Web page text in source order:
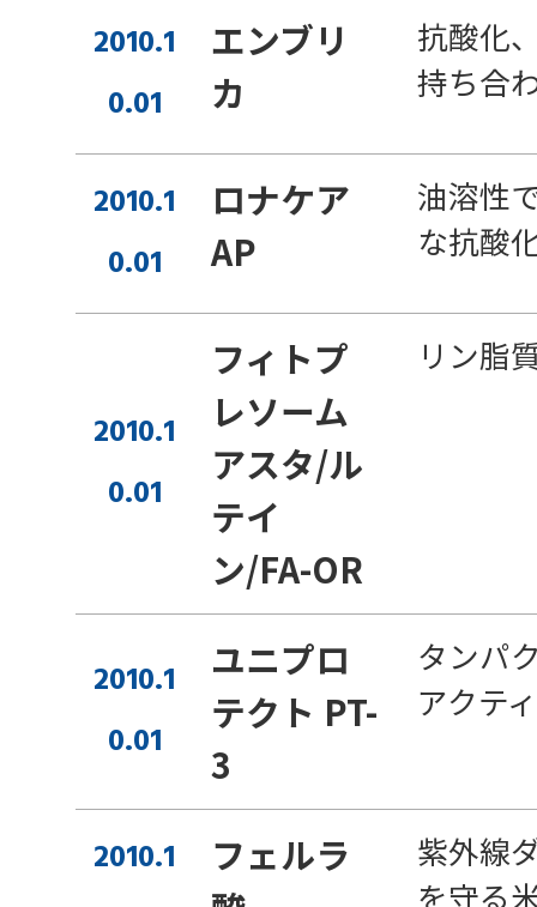
2010.1
0.01
エンブリ
カ
抗酸化
持ち合
2010.1
0.01
ロナケア
AP
油溶性
な抗酸
2010.1
0.01
フィトプ
レソーム
アスタ/ル
テイ
ン/FA-OR
リン脂
2010.1
0.01
ユニプロ
テクト PT-
3
タンパ
アクテ
2010.1
フェルラ
紫外線
を守る